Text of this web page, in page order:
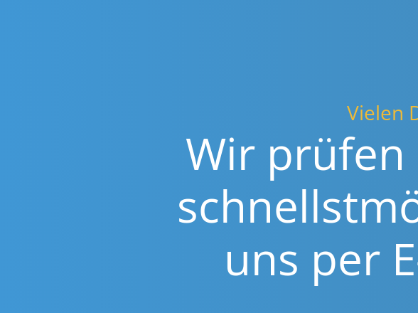
Vielen
Wir prüfen
uns per